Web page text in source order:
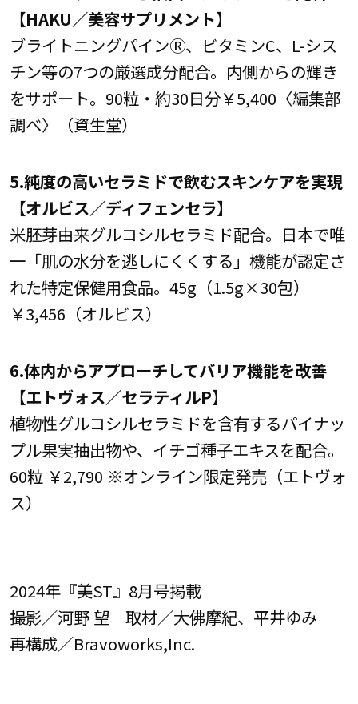
【HAKU／美容サプリメント】
ブライトニングパインⓇ、ビタミンC、L-シス
チン等の7つの厳選成分配合。内側からの輝き
をサポート。90粒・約30日分￥5,400〈編集部
調べ〉（資生堂）
5.純度の高いセラミドで飲むスキンケアを実現
【オルビス／ディフェンセラ】
米胚芽由来グルコシルセラミド配合。日本で唯
一「肌の水分を逃しにくくする」機能が認定さ
れた特定保健用食品。45g（1.5g×30包）
￥3,456（オルビス）
6.体内からアプローチしてバリア機能を改善
【エトヴォス／セラティルP】
植物性グルコシルセラミドを含有するパイナッ
プル果実抽出物や、イチゴ種子エキスを配合。
60粒 ￥2,790 ※オンライン限定発売（エトヴォ
ス）
2024年『美ST』8月号掲載
撮影／河野 望 取材／大佛摩紀、平井ゆみ
再構成／Bravoworks,Inc.